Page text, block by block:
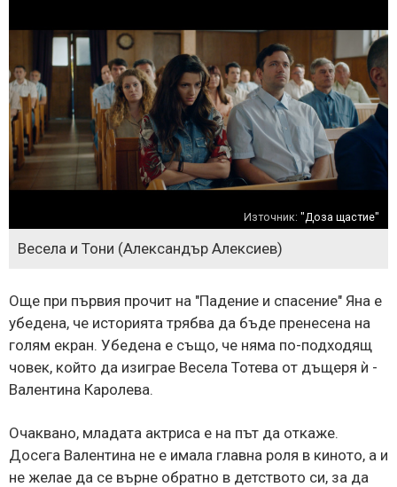
Източник: "Доза щастие"
Весела и Тони (Александър Алексиев)
Още при първия прочит на "Падение и спасение" Яна е
убедена, че историята трябва да бъде пренесена на
голям екран. Убедена е също, че няма по-подходящ
човек, който да изиграе Весела Тотева от дъщеря ѝ -
Валентина Каролева.
Очаквано, младата актриса е на път да откаже.
Досега Валентина не е имала главна роля в киното, а и
не желае да се върне обратно в детството си, за да